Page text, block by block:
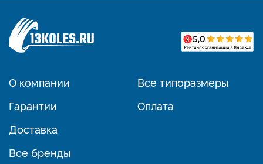
О компании
Гарантии
Доставка
Все бренды
Все типоразмеры
Оплата